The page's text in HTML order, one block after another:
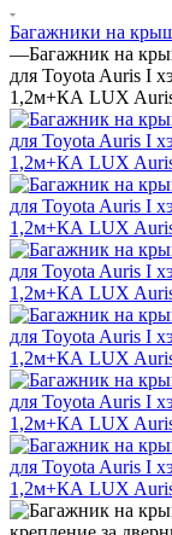
Багажники на
—Багажник на
для Toyota Auris I
1,2м+КА LUX